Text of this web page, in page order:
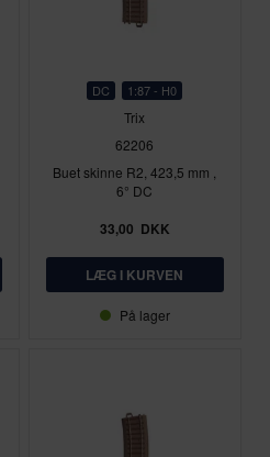
DC 1:87 - H0
Trix
62206
Buet skinne R2, 423,5 mm ,
6° DC
33,00 DKK
På lager